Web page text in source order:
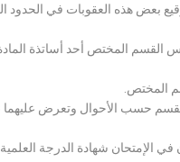
بعض هذه العقوبات في الحدود
القسم المختص أحد أساتذة
المختص.
حسب الأحوال وتعرض عليهما
شهادة الدرجة العلمية